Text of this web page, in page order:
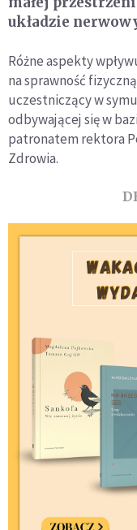
układzie
Różne aspekty
na sprawność
uczestniczący w
odbywającej się w
patronatem rektora
Zdrowia.